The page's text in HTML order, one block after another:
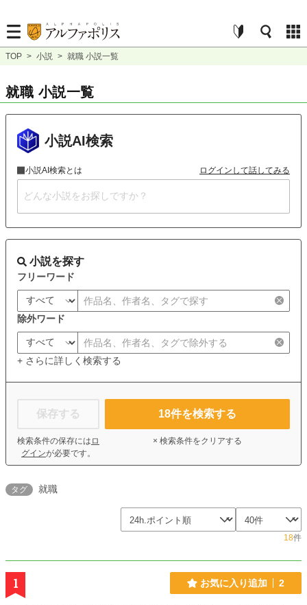
TOP > 小説 > 就職 小説一覧
就職 小説一覧
小説AI検索
小説AI検索とは ログインして話してみる
小説を探す
フリーワード
除外ワード
+ さらに詳しく検索する
保存する
検索条件の保存には ロ
グインが必要です。
18件を検索する
× 検索条件をクリアする
タグ 就職
18件
1 お気に入り追加 2